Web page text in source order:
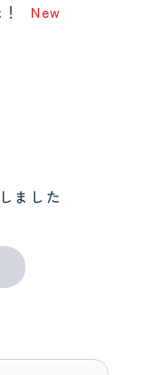
New
ました